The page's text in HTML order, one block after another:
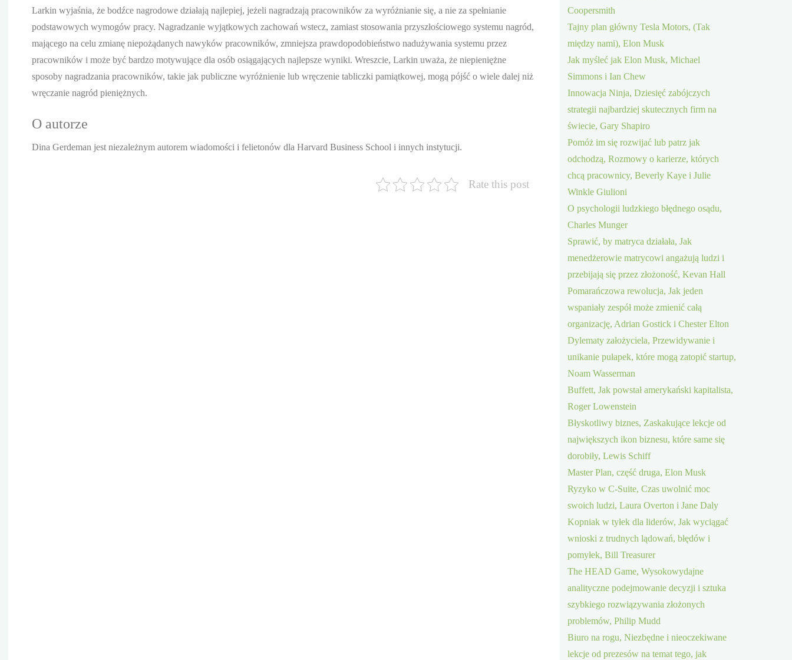
Larkin wyjaśnia, że bodźce nagrodowe działają najlepiej, jeżeli nagradzają pracowników za wyróżnianie się, a nie za spełnianie
podstawowych wymogów pracy. Nagradzanie wyjątkowych zachowań wstecz, zamiast stosowania przyszłościowego systemu nagród,
mającego na celu zmianę niepożądanych nawyków pracowników, zmniejsza prawdopodobieństwo nadużywania systemu przez
pracowników i może być bardzo motywujące dla osób osiągających najlepsze wyniki. Wreszcie, Larkin uważa, że niepieniężne
sposoby nagradzania pracowników, takie jak publiczne wyróżnienie lub wręczenie tabliczki pamiątkowej, mogą pójść o wiele dalej niż
wręczanie nagród pieniężnych.
O autorze
Dina Gerdeman jest niezależnym autorem wiadomości i felietonów dla Harvard Business School i innych instytucji.
Rate this post
Coopersmith
Tajny plan główny Tesla Motors, (Tak
między nami), Elon Musk
Jak myśleć jak Elon Musk, Michael
Simmons i Ian Chew
Innowacja Ninja, Dziesięć zabójczych
strategii najbardziej skutecznych firm na
świecie, Gary Shapiro
Pomóż im się rozwijać lub patrz jak
odchodzą, Rozmowy o karierze, których
chcą pracownicy, Beverly Kaye i Julie
Winkle Giulioni
O psychologii ludzkiego błędnego osądu,
Charles Munger
Sprawić, by matryca działała, Jak
menedżerowie matrycowi angażują ludzi i
przebijają się przez złożoność, Kevan Hall
Pomarańczowa rewolucja, Jak jeden
wspaniały zespół może zmienić całą
organizację, Adrian Gostick i Chester Elton
Dylematy założyciela, Przewidywanie i
unikanie pułapek, które mogą zatopić startup,
Noam Wasserman
Buffett, Jak powstał amerykański kapitalista,
Roger Lowenstein
Błyskotliwy biznes, Zaskakujące lekcje od
największych ikon biznesu, które same się
dorobiły, Lewis Schiff
Master Plan, część druga, Elon Musk
Ryzyko w C-Suite, Czas uwolnić moc
swoich ludzi, Laura Overton i Jane Daly
Kopniak w tyłek dla liderów, Jak wyciągać
wnioski z trudnych lądowań, błędów i
pomyłek, Bill Treasurer
The HEAD Game, Wysokowydajne
analityczne podejmowanie decyzji i sztuka
szybkiego rozwiązywania złożonych
problemów, Philip Mudd
Biuro na rogu, Niezbędne i nieoczekiwane
lekcje od prezesów na temat tego, jak